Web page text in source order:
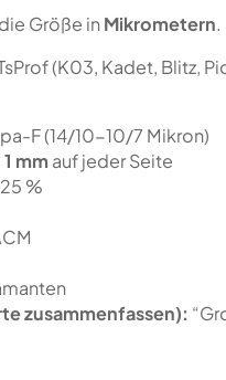
Größe inMikrometern.
(K03, Kadet, Blitz,
F (14/10-10/7 Mikron)
1 mm auf jeder Seite
25 %
zusammenfassen):